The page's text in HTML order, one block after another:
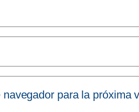
para la próxima